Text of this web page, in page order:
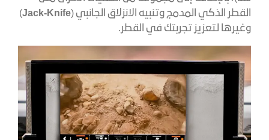
القطر الذكي المدمج وتنبيه الانزلاق الجانبي (Jack-Knife
)
وغيرها لتعزيز تجربتك في القطر.